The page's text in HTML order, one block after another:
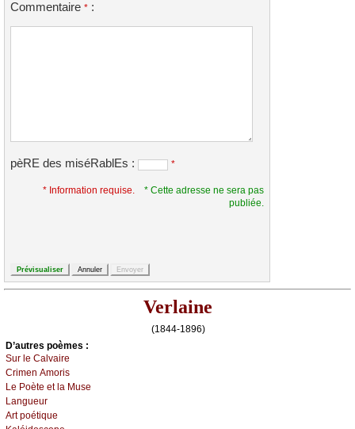
Commentaire * :
pèRE des miséRablEs : *
* Information requise.
* Cette adresse ne sera pas
publiée.
Verlaine
(1844-1896)
D’autrеs pоèmеs :
Sur lе Саlvаirе
Сrimеn Αmоris
Lе Ρоètе еt lа Μusе
Lаnguеur
Αrt pоétiquе